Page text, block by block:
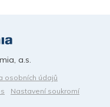
osobních údajů
Nastavení soukromí
a.s.